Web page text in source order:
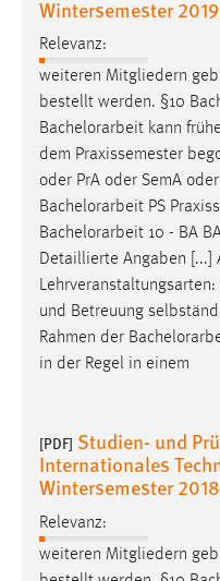
Wintersemester
Relevanz:
weiteren Mitgliedern
bestellt werden. §10
Bachelorarbeit kann
dem Praxissemester
oder PrA oder SemA
Bachelorarbeit PS
Bachelorarbeit 10 - BA
Detaillierte Angaben [...]
Lehrveranstaltungsarten:
und Betreuung
Rahmen der
in der Regel in einem
[PDF] Studien- und
Internationales
Wintersemester
Relevanz:
weiteren Mitgliedern